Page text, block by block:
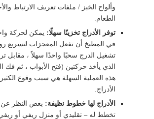
وألواح الخبز / ملفات تعريف الارتباط
الطعام.
توفر الأدراج تخزينًا سهلًا: يمكن لحركة
في المطبخ أن تفعل المعجزات لتسريع
تشغيل الدرج سحبًا واحدًا سهلاً ، مقابل
الذي يأخذ حركتين (فتح الأبواب ، ثم فك
هذه العملية السهلة هي سبب وقوع
الأدراج.
الأدراج لها خطوط نظيفة: بغض النظر عن
تخطط له – تقليدي أو منزل ريفي أو ريفي